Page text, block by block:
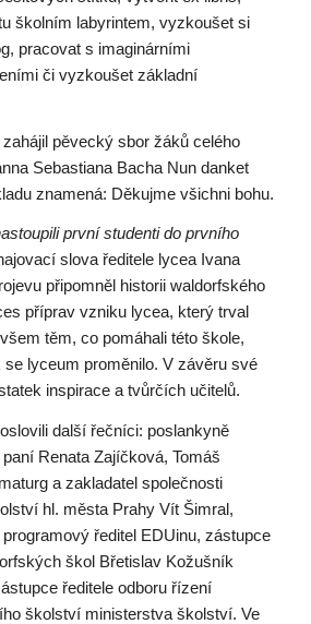
školním labyrintem, vyzkoušet si
pracovat s imaginárními
či vyzkoušet základní
pěvecký sbor žáků celého
Sebastiana Bacha Nun danket
znamená: Děkujme všichni bohu.
první studenti do prvního
slova ředitele lycea Ivana
připomněl historii waldorfského
příprav vzniku lycea, který trval
těm, co pomáhali této škole,
se lyceum proměnilo. V závěru své
inspirace a tvůrčích učitelů.
další řečníci: poslankyně
Renata Zajíčková, Tomáš
a zakladatel společnosti
hl. města Prahy Vít Šimral,
ředitel EDUinu, zástupce
škol Břetislav Kožušník
ředitele odboru řízení
školství ministerstva školství. Ve